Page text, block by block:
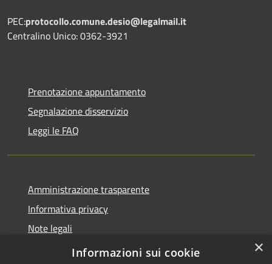
PEC:protocollo.comune.desio@legalmail.it
Centralino Unico: 0362-3921
Prenotazione appuntamento
Segnalazione disservizio
Leggi le FAQ
Amministrazione trasparente
Informativa privacy
Note legali
Dichiarazione di accessibilità
×
Informazioni sui cookie